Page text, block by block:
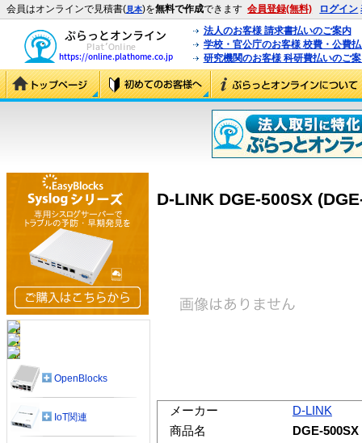
会員はオンラインで見積書(見本)を無料で作成できます 会員登録(無料) ログイン
法人のお客様 請求書払いのご案内
学校・官公庁のお客様 校費・公費
研究機関のお客様 科研費払いのご
D-LINK DGE-500SX
メーカー
D-LINK
商品名
DGE-500SX
OpenBlocks
IoT関連